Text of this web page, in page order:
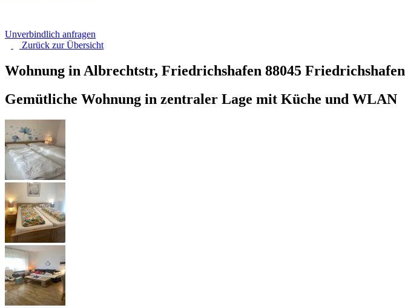
Unverbindlich anfragen
Zurück zurÜbersicht
Wohnung in Albrechtstr, Friedrichshafen 88045 Friedrichshafen
Gemütliche Wohnung in zentraler Lage mit Küche und WLAN